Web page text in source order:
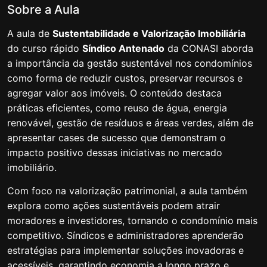
Imobiliária – parte 2
Empreendedorismo Condominial 0/2
Finanças e Inadimplência
Tecnologia e I.A (Inteligência Artificial)
Sobre a Aula
A aula de Sustentabilidade e Valorização Imobiliária
do curso rápido Síndico Antenado da CONASI aborda
a importância da gestão sustentável nos condomínios
como forma de reduzir custos, preservar recursos e
agregar valor aos imóveis. O conteúdo destaca
práticas eficientes, como reuso de água, energia
renovável, gestão de resíduos e áreas verdes, além de
apresentar cases de sucesso que demonstram o
impacto positivo dessas iniciativas no mercado
imobiliário.
Com foco na valorização patrimonial, a aula também
explora como ações sustentáveis podem atrair
moradores e investidores, tornando o condomínio mais
competitivo. Síndicos e administradores aprenderão
estratégias para implementar soluções inovadoras e